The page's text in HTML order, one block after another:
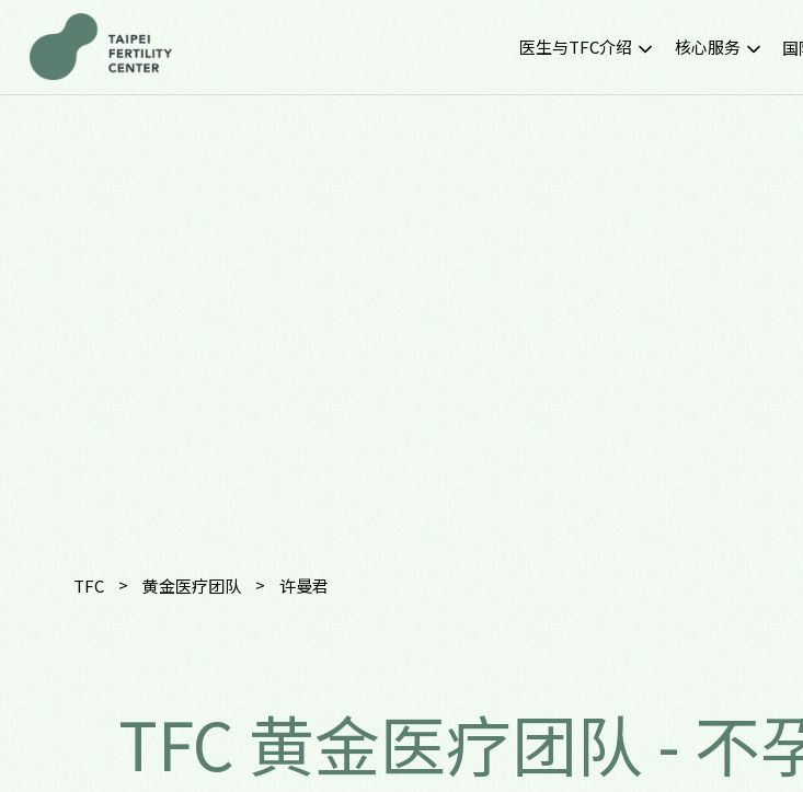
医生与TFC介绍
核心服务
TFC > 黄金医疗团队 > 许曼君
TFC 黄金医疗团队 - 不